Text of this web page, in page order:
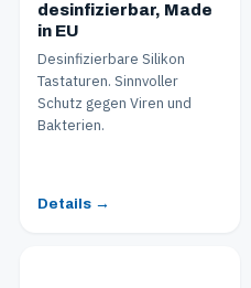
desinfizierbar, Made
in EU
Desinfizierbare Silikon
Tastaturen. Sinnvoller
Schutz gegen Viren und
Bakterien.
Details →